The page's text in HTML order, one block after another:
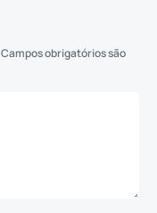
Campos obrigatórios são